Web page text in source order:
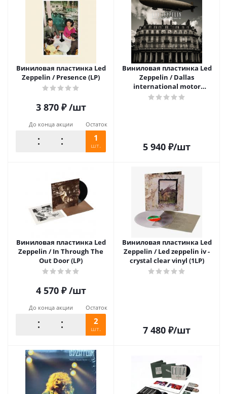
Виниловая пластинка Led
Zeppelin / Presence (LP)
3 870₽ /шт
До конца акции Остаток
1
шт.
Виниловая пластинка Led
Zeppelin / Dallas
international motor
speedway 1969 (clear) (2LP)
5 940 ₽/шт
Виниловая пластинка Led
Zeppelin / In Through The
Out Door (LP)
4 570₽ /шт
До конца акции Остаток
2
шт.
Виниловая пластинка Led
Zeppelin / Led zeppelin iv -
crystal clear vinyl (1LP)
7 480 ₽/шт